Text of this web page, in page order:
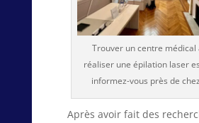
Trouver un centre médical
réaliser une épilation laser
informez-vous près de
Après avoir fait des